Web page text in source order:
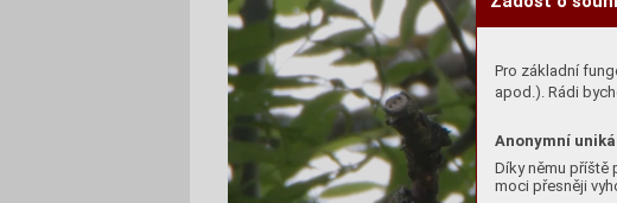
Pro základní
apod.). Rádi
Anonymní
Díky němu příště
moci přesněji